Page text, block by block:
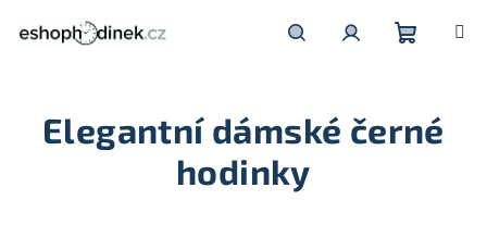
košík
Elegantní dámské černé
hodinky